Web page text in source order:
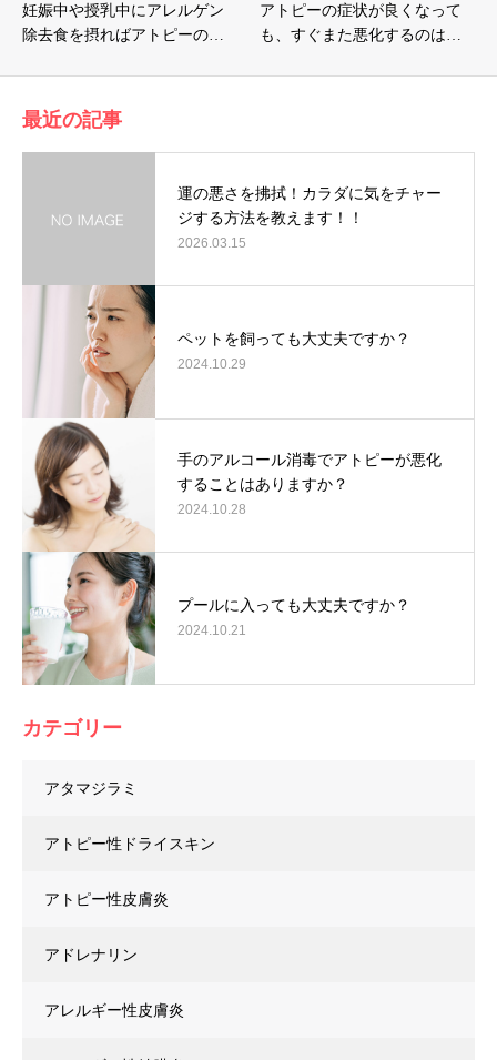
妊娠中や授乳中にアレルゲン
除去食を摂ればアトピーの…
アトピーの症状が良くなって
も、すぐまた悪化するのは…
最近の記事
運の悪さを拂拭！カラダに気をチャー
ジする方法を教えます！！
2026.03.15
ペットを飼っても大丈夫ですか？
2024.10.29
手のアルコール消毒でアトピーが悪化
することはありますか？
2024.10.28
プールに入っても大丈夫ですか？
2024.10.21
カテゴリー
アタマジラミ
アトピー性ドライスキン
アトピー性皮膚炎
アドレナリン
アレルギー性皮膚炎